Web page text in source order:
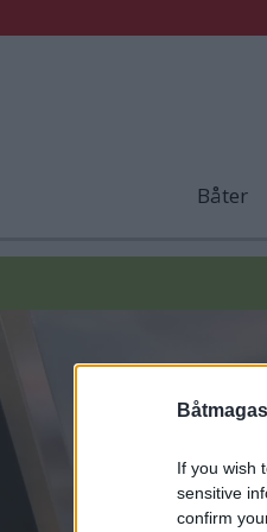
If you wish
sensitive
confirm
Båter